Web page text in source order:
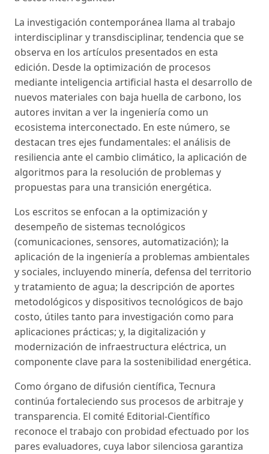
La investigación contemporánea llama al trabajo
interdisciplinar y transdisciplinar, tendencia que se
observa en los artículos presentados en esta
edición. Desde la optimización de procesos
mediante inteligencia artificial hasta el desarrollo de
nuevos materiales con baja huella de carbono, los
autores invitan a ver la ingeniería como un
ecosistema interconectado. En este número, se
destacan tres ejes fundamentales: el análisis de
resiliencia ante el cambio climático, la aplicación de
algoritmos para la resolución de problemas y
propuestas para una transición energética.
Los escritos se enfocan a la optimización y
desempeño de sistemas tecnológicos
(comunicaciones, sensores, automatización); la
aplicación de la ingeniería a problemas ambientales
y sociales, incluyendo minería, defensa del territorio
y tratamiento de agua; la descripción de aportes
metodológicos y dispositivos tecnológicos de bajo
costo, útiles tanto para investigación como para
aplicaciones prácticas; y, la digitalización y
modernización de infraestructura eléctrica, un
componente clave para la sostenibilidad energética.
Como órgano de difusión científica, Tecnura
continúa fortaleciendo sus procesos de arbitraje y
transparencia. El comité Editorial-Científico
reconoce el trabajo con probidad efectuado por los
pares evaluadores, cuya labor silenciosa garantiza